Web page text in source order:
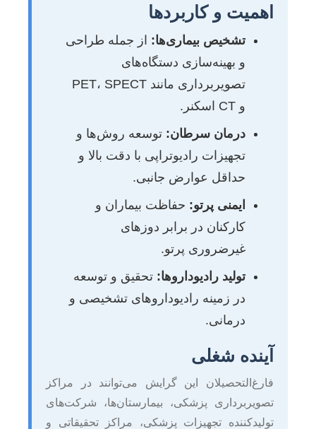
اهمیت و کاربردها
تشخیص بیماری‌ها: از جمله طراحی
و بهینه‌سازی دستگاه‌های
تصویربرداری مانند PET، SPECT
و CT اسکنر.
درمان سرطان: توسعه روش‌ها و
تجهیزات رادیوتراپی با دقت بالا و
حداقل عوارض جانبی.
ایمنی پرتو: حفاظت بیماران و
کارکنان در برابر دوزهای
غیرضروری پرتو.
تولید رادیوداروها: تحقیق و توسعه
در زمینه رادیوداروهای تشخیصی و
درمانی.
آینده شغلی
فارغ‌التحصیلان این گرایش می‌توانند در مراکز
تصویربرداری پزشکی، بیمارستان‌ها، شرکت‌های
تولیدکننده تجهیزات پزشکی، مراکز تحقیقاتی و